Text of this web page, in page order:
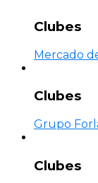
Clubes
Mercado
Clubes
Grupo
Clubes